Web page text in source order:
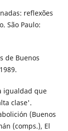
reflexões
São Paulo:
de Buenos
igualdad que
clase'.
(Buenos
(comps.), El